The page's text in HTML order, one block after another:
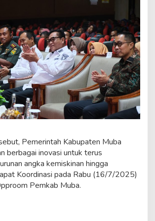
n
2
0
2
5
Pemerintah Kabupaten Muba
berbagai inovasi untuk terus
angka kemiskinan hingga
Koordinasi pada Rabu (16/7/2025)
Pemkab Muba.